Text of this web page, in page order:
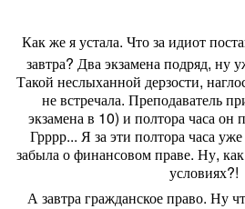
Как же я устала. Что за идиот
завтра? Два экзамена подряд, ну
Такой неслыханной дерзости,
не встречала. Преподаватель
экзамена в 10) и полтора часа он
Грррр... Я за эти полтора часа
забыла о финансовом праве. Ну,
условиях?!
А завтра гражданское право. Ну